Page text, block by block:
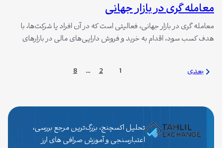
معامله گری در بازار جهانی
معامله گری در بازار جهانی، فعالیتی است که در آن افراد یا شرکت‌ها، با
هدف کسب سود، اقدام به خرید و فروش دارایی‌های مالی در بازارهای
می‌شوند. بازارهای جهانی، بازارهایی بسیار بزرگ و…
بعدی 1
2
…
8
تحلیل اکسچنج، بزرگ‌ترین مرجع بررسی،
اعتبارسنجی و آموزش صرافی های ارز